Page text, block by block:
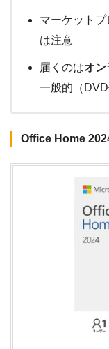
マーケット
は注意
届くのはオン
一般的（
Office Home